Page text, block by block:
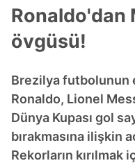
Ronaldo'dan
övgüsü!
Brezilya futbolunun
Ronaldo, Lionel
Dünya Kupası gol
bırakmasına ilişkin
Rekorların